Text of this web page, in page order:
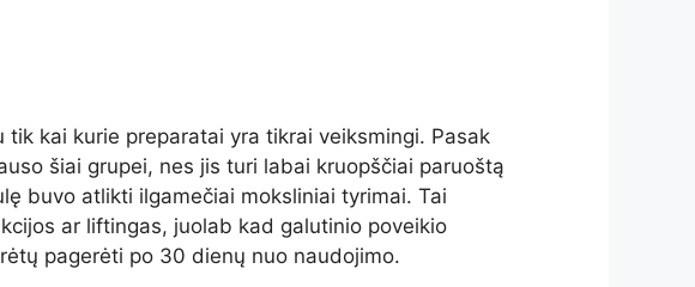
kai kurie preparatai yra tikrai veiksmingi. Pasak
šiai grupei, nes jis turi labai kruopščiai paruoštą
buvo atlikti ilgamečiai moksliniai tyrimai. Tai
ar liftingas, juolab kad galutinio poveikio
pagerėti po 30 dienų nuo naudojimo.